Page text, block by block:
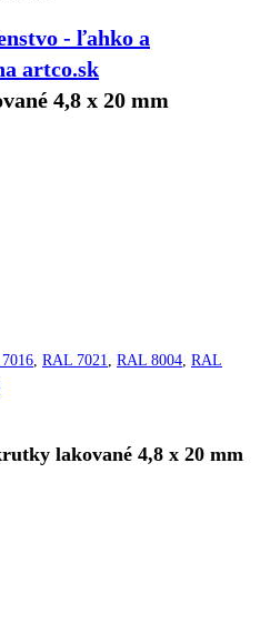
- ľahko a
artco.sk
4,8 x 20 mm
, RAL 7021, RAL 8004, RAL
lakované 4,8 x 20 mm